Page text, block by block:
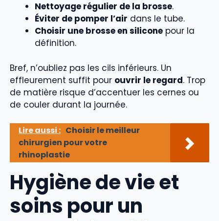
Nettoyage régulier de la brosse.
Éviter de pomper l’air dans le tube.
Choisir une brosse en silicone pour la
définition.
Bref, n’oubliez pas les cils inférieurs. Un
effleurement suffit pour ouvrir le regard. Trop
de matière risque d’accentuer les cernes ou
de couler durant la journée.
Lire aussi : Choisir le meilleur
chirurgien pour votre
rhinoplastie
Hygiène de vie et
soins pour un